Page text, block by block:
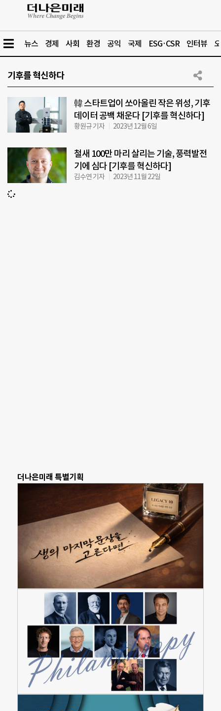
뉴스 경제 사회 환경 공익 국제 ESG·CSR 인터뷰
기후를 혁신하다
韓 스타트업이 쏘아올린 작은 위성, 기후
데이터 공백 채운다 [기후를 혁신하다]
황원규 기자 2023년 12월 6일
철새 100만 마리 살리는 기술, 풍력발전
기에 심다 [기후를 혁신하다]
김수연 기자 2023년 11월 22일
더나은미래 특별기획